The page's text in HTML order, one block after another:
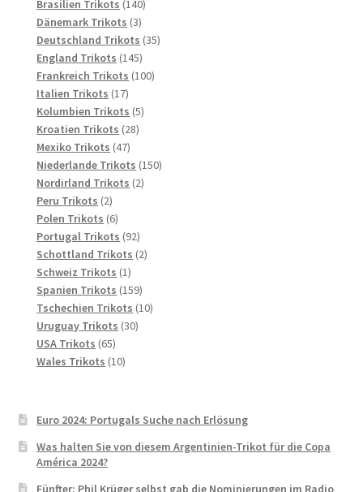
Produkte
Brasilien Trikots 140140
Dänemark Trikots 33
Produkte
Deutschland Trikots 3535
England Trikots 145145
Produkte
Frankreich Trikots 100100
Italien Trikots 1717
Produkte
Kolumbien Trikots 55
Kroatien Trikots 2828
Mexiko Trikots 4747
Produkte
Niederlande Trikots 150150
Nordirland Trikots 22
Peru Trikots 22
Produkte
Polen Trikots 66
Produkte
Portugal Trikots 9292
Produkte
Schottland Trikots 22
Schweiz Trikots 11
Produkt
Spanien Trikots 159159
Produkte
Tschechien Trikots 1010
Uruguay Trikots 3030
USA Trikots 6565
Produkte
Wales Trikots 1010
Euro 2024: Portugals Suche nach Erlösung
Was halten Sie von diesem Argentinien-Trikot für die Copa
América 2024?
Fünfter: Phil Krüger selbst gab die Nominierungen im Radio